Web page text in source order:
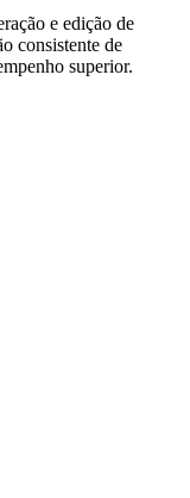
e edição de
consistente de
superior.